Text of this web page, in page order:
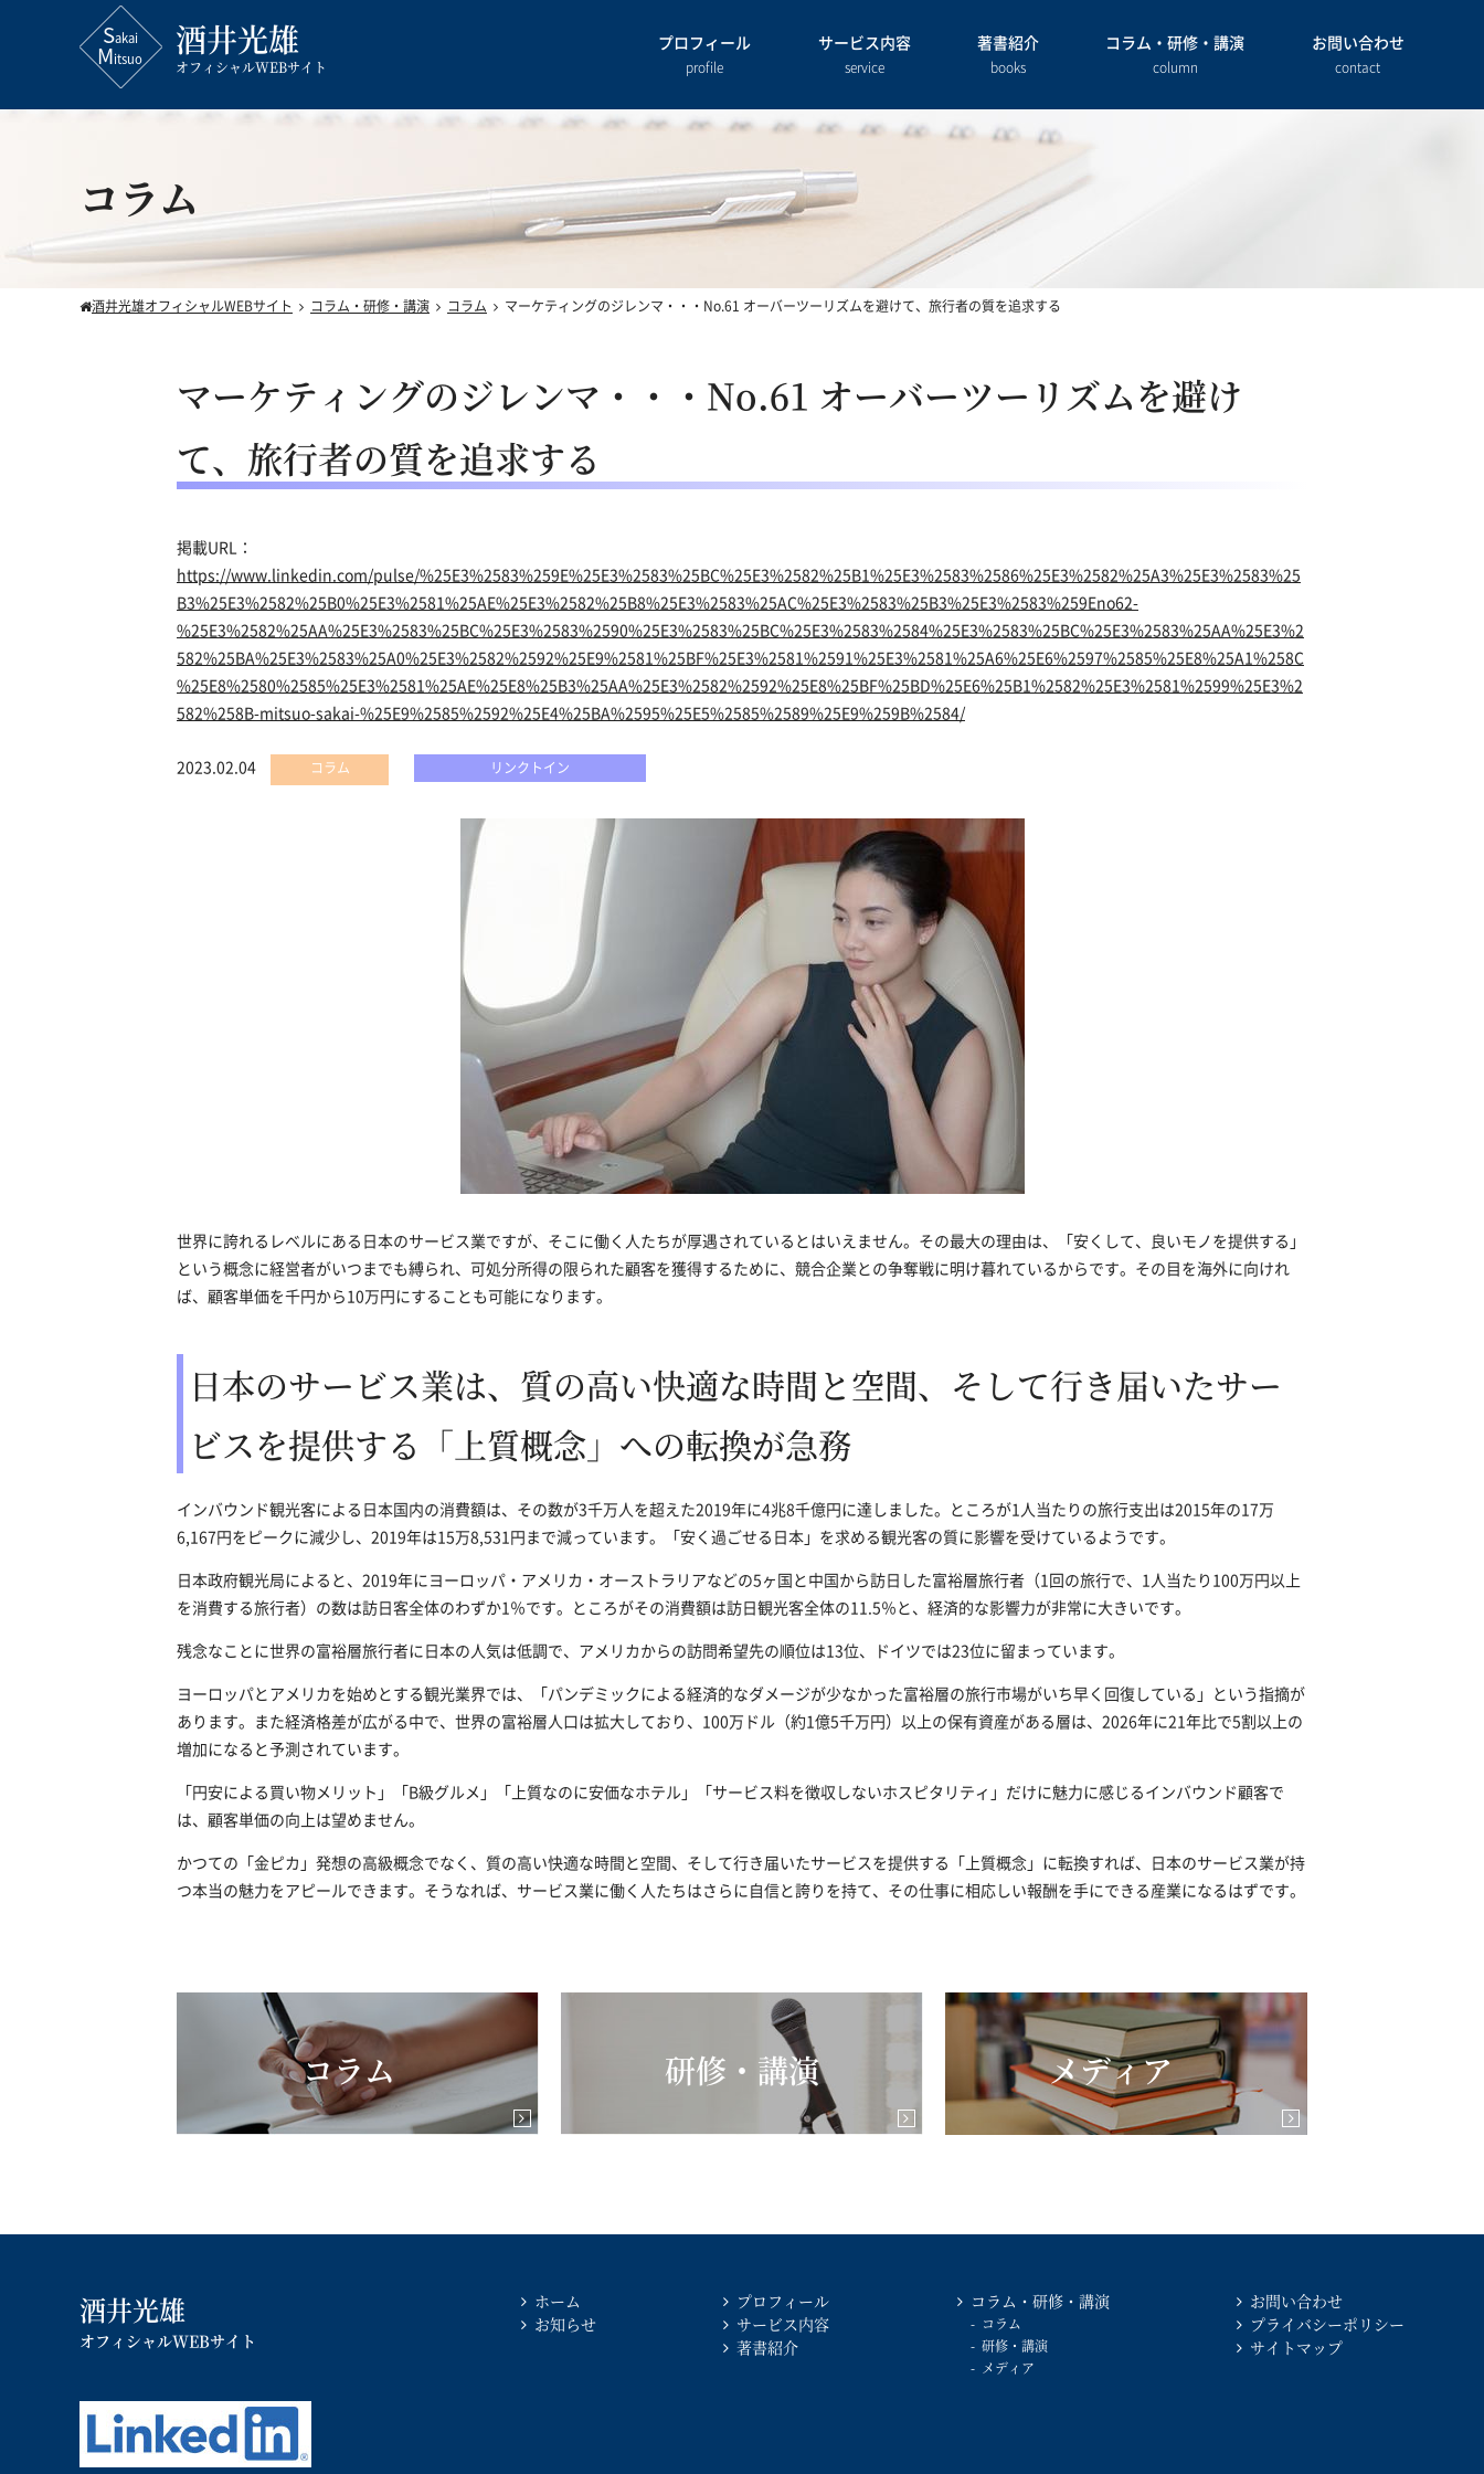
酒井光雄
オフィシャルWEBサイト
プロフィール
profile
サービス内容
service
著書紹介
books
コラム・研修・講演
column
お問い合わせ
contact
コラム
酒井光雄オフィシャルWEBサイト コラム・研修・講演 コラム マーケティングのジレンマ・・・No.61 オーバーツーリズムを避けて、旅行者の質を追求する
マーケティングのジレンマ・・・No.61 オーバーツーリズムを避け
て、旅行者の質を追求する
掲載URL：
https://www.linkedin.com/pulse/%25E3%2583%259E%25E3%2583%25BC%25E3%2582%25B1%25E3%2583%2586%25E3%2582%25A3%25E3%2583%25
B3%25E3%2582%25B0%25E3%2581%25AE%25E3%2582%25B8%25E3%2583%25AC%25E3%2583%25B3%25E3%2583%259Eno62-
%25E3%2582%25AA%25E3%2583%25BC%25E3%2583%2590%25E3%2583%25BC%25E3%2583%2584%25E3%2583%25BC%25E3%2583%25AA%25E3%2
582%25BA%25E3%2583%25A0%25E3%2582%2592%25E9%2581%25BF%25E3%2581%2591%25E3%2581%25A6%25E6%2597%2585%25E8%25A1%258C
%25E8%2580%2585%25E3%2581%25AE%25E8%25B3%25AA%25E3%2582%2592%25E8%25BF%25BD%25E6%25B1%2582%25E3%2581%2599%25E3%2
582%258B-mitsuo-sakai-%25E9%2585%2592%25E4%25BA%2595%25E5%2585%2589%25E9%259B%2584/
2023.02.04 コラム リンクトイン
世界に誇れるレベルにある日本のサービス業ですが、そこに働く人たちが厚遇されているとはいえません。その最大の理由は、「安くして、良いモノを提供する」
という概念に経営者がいつまでも縛られ、可処分所得の限られた顧客を獲得するために、競合企業との争奪戦に明け暮れているからです。その目を海外に向けれ
ば、顧客単価を千円から10万円にすることも可能になります。
日本のサービス業は、質の高い快適な時間と空間、そして行き届いたサー
ビスを提供する「上質概念」への転換が急務
インバウンド観光客による日本国内の消費額は、その数が3千万人を超えた2019年に4兆8千億円に達しました。ところが1人当たりの旅行支出は2015年の17万
6,167円をピークに減少し、2019年は15万8,531円まで減っています。「安く過ごせる日本」を求める観光客の質に影響を受けているようです。
日本政府観光局によると、2019年にヨーロッパ・アメリカ・オーストラリアなどの5ヶ国と中国から訪日した富裕層旅行者（1回の旅行で、1人当たり100万円以上
を消費する旅行者）の数は訪日客全体のわずか1％です。ところがその消費額は訪日観光客全体の11.5％と、経済的な影響力が非常に大きいです。
残念なことに世界の富裕層旅行者に日本の人気は低調で、アメリカからの訪問希望先の順位は13位、ドイツでは23位に留まっています。
ヨーロッパとアメリカを始めとする観光業界では、「パンデミックによる経済的なダメージが少なかった富裕層の旅行市場がいち早く回復している」という指摘が
あります。また経済格差が広がる中で、世界の富裕層人口は拡大しており、100万ドル（約1億5千万円）以上の保有資産がある層は、2026年に21年比で5割以上の
増加になると予測されています。
「円安による買い物メリット」「B級グルメ」「上質なのに安価なホテル」「サービス料を徴収しないホスピタリティ」だけに魅力に感じるインバウンド顧客で
は、顧客単価の向上は望めません。
かつての「金ピカ」発想の高級概念でなく、質の高い快適な時間と空間、そして行き届いたサービスを提供する「上質概念」に転換すれば、日本のサービス業が持
つ本当の魅力をアピールできます。そうなれば、サービス業に働く人たちはさらに自信と誇りを持て、その仕事に相応しい報酬を手にできる産業になるはずです。
コラム 研修・講演 メディア
酒井光雄
オフィシャルWEBサイト
ホーム
お知らせ
プロフィール
サービス内容
著書紹介
コラム・研修・講演
コラム
研修・講演
メディア
お問い合わせ
プライバシーポリシー
サイトマップ